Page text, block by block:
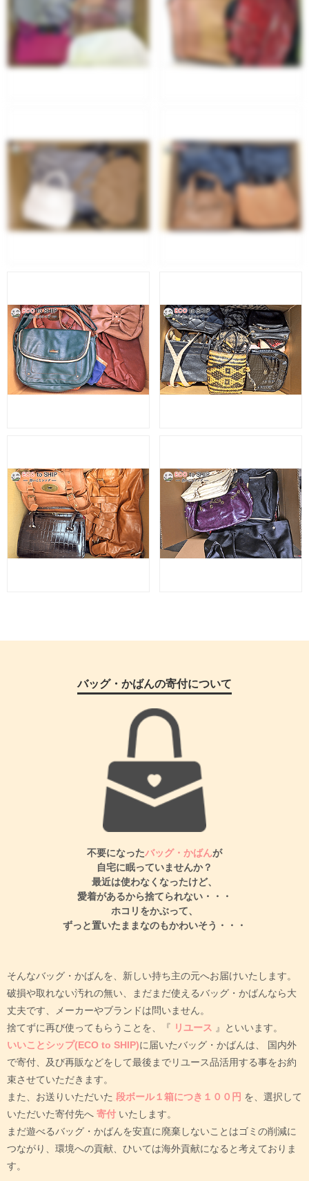
バッグ・かばんの寄付について
不要になったバッグ・かばんが
自宅に眠っていませんか？
最近は使わなくなったけど、
愛着があるから捨てられない・・・
ホコリをかぶって、
ずっと置いたままなのもかわいそう・・・
そんなバッグ・かばんを、新しい持ち主の元へお届けいたします。
破損や取れない汚れの無い、まだまだ使えるバッグ・かばんなら大
丈夫です、メーカーやブランドは問いません。
捨てずに再び使ってもらうことを、『
リユース 』といいます。
いいことシップ(ECO to SHIP)に届いたバッグ・かばんは、
国内外
で寄付、及び再販などをして最後までリユース品活用する事をお約
束させていただきます。
また、お送りいただいた 段ボール１箱につき１００円 を、選択して
いただいた寄付先へ 寄付 いたします。
まだ遊べるバッグ・かばんを安直に廃棄しないことはゴミの削減に
つながり、環境への貢献、ひいては海外貢献になると考えておりま
す。